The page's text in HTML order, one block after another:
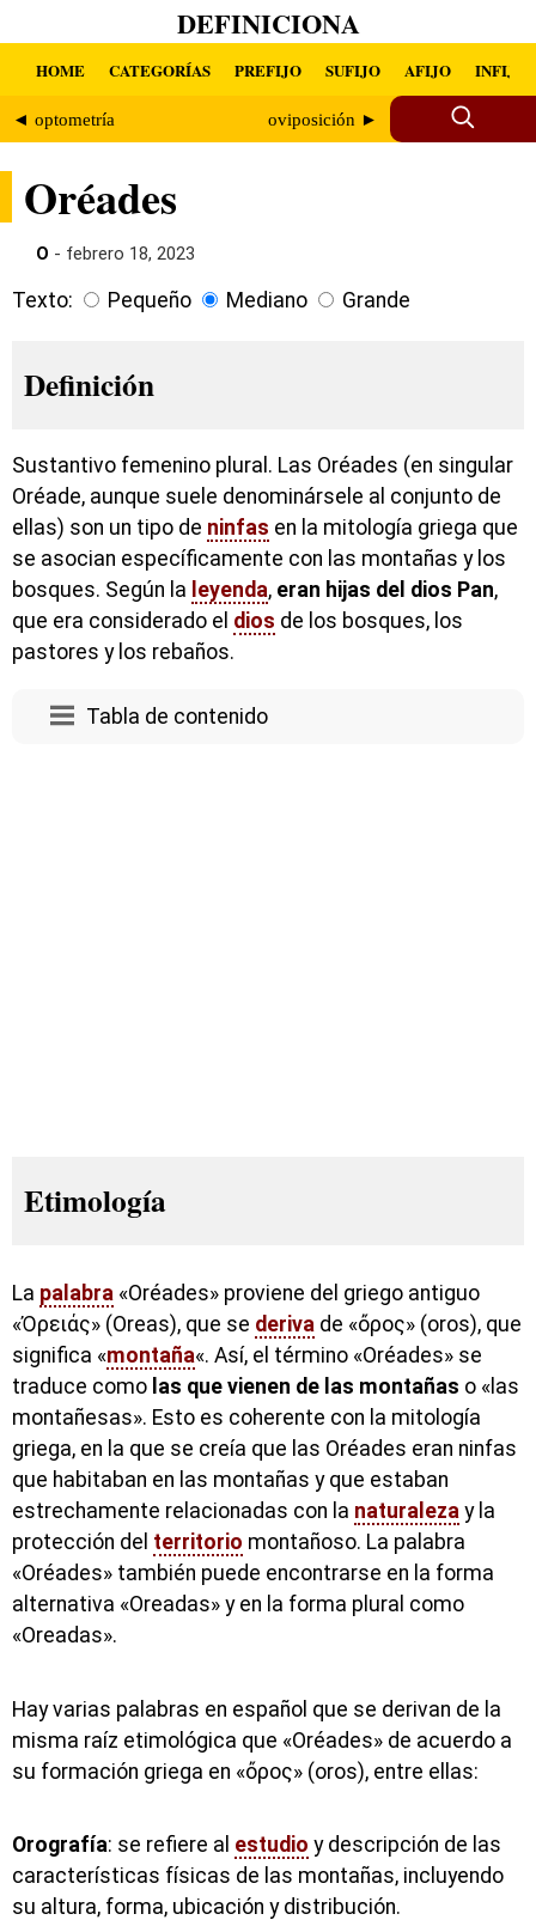
DEFINICIONA
HOME CATEGORÍAS PREFIJO SUFIJO AFIJO INFIJO
◄ optometría oviposición ►
Oréades
O - febrero 18, 2023
Texto: Pequeño Mediano Grande
Definición
Sustantivo femenino plural. Las Oréades (en singular
Oréade, aunque suele denominársele al conjunto de
ellas) son un tipo de ninfas en la mitología griega que
se asocian específicamente con las montañas y los
bosques. Según la leyenda, eran hijas del dios Pan,
que era considerado el dios de los bosques, los
pastores y los rebaños.
Tabla de contenido
Etimología
La palabra «Oréades» proviene del griego antiguo
«Ὀρειάς» (Oreas), que se deriva de «ὄρος» (oros), que
significa «montaña«. Así, el término «Oréades» se
traduce como las que vienen de las montañas o «las
montañesas». Esto es coherente con la mitología
griega, en la que se creía que las Oréades eran ninfas
que habitaban en las montañas y que estaban
estrechamente relacionadas con la naturaleza y la
protección del territorio montañoso. La palabra
«Oréades» también puede encontrarse en la forma
alternativa «Oreadas» y en la forma plural como
«Oreadas».
Hay varias palabras en español que se derivan de la
misma raíz etimológica que «Oréades» de acuerdo a
su formación griega en «ὄρος» (oros), entre ellas:
Orografía: se refiere al estudio y descripción de las
características físicas de las montañas, incluyendo
su altura, forma, ubicación y distribución.